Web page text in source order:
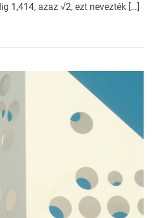
1,414, azaz √2, ezt nevezték […]